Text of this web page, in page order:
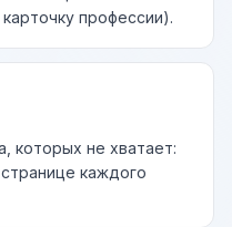
профессии).
которых не хватает:
каждого